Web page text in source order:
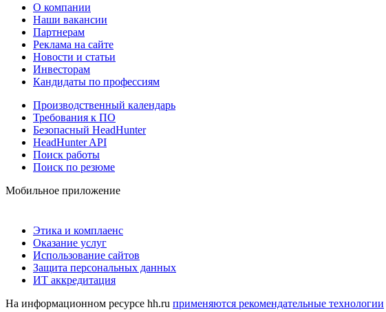
О компании
Наши вакансии
Партнерам
Реклама на сайте
Новости и статьи
Инвесторам
Кандидаты по профессиям
Производственный календарь
Требования к ПО
Безопасный HeadHunter
HeadHunter API
Поиск работы
Поиск по резюме
Мобильное приложение
Этика и комплаенс
Оказание услуг
Использование сайтов
Защита персональных данных
ИТ аккредитация
На информационном ресурсе hh.ru применяются рекомендательные технологии